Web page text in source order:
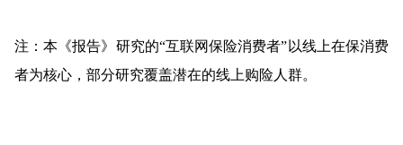
注：本《报告》研究的“互联网保险消费者”以线上在保消费
者为核心，部分研究覆盖潜在的线上购险人群。